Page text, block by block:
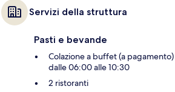
Servizi della struttura
Pasti e bevande
Colazione a buffet (a
dalle 06:00 alle 10:30
2 ristoranti